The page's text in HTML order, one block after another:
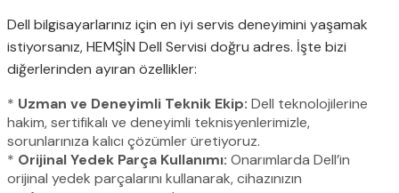
Dell bilgisayarlarınız için en iyi servis deneyimini yaşamak
istiyorsanız, HEMŞİN Dell Servisi doğru adres. İşte bizi
diğerlerinden ayıran özellikler:
* Uzman ve Deneyimli Teknik Ekip: Dell teknolojilerine
hakim, sertifikalı ve deneyimli teknisyenlerimizle,
sorunlarınıza kalıcı çözümler üretiyoruz.
* Orijinal Yedek Parça Kullanımı: Onarımlarda Dell’in
orijinal yedek parçalarını kullanarak, cihazınızın